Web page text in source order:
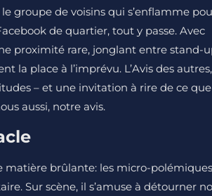
groupe de voisins qui s’enflamme
de quartier, tout y passe. Avec
proximité rare, jonglant entre stand-
la place à l’imprévu. L’Avis des autres,
– et une invitation à rire de ce que
aussi, notre avis.
matière brûlante: les micro-polémiques
Sur scène, il s’amuse à détourner